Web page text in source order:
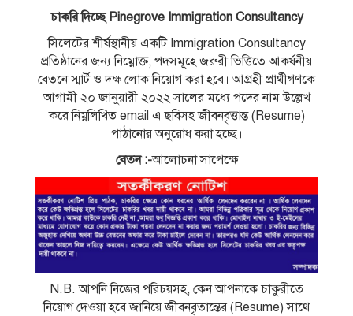
চাকরি দিচ্ছে Pinegrove Immigration Consultancy
সিলেটের শীর্ষস্থানীয় একটি Immigration Consultancy
প্রতিষ্ঠানের জন্য নিম্নোক্ত, পদসমূহে জরুরী ভিত্তিতে আকর্ষনীয়
বেতনে স্মার্ট ও দক্ষ লােক নিয়ােগ করা হবে। আগ্রহী প্রার্থীগণকে
আগামী ২০ জানুয়ারী ২০২২ সালের মধ্যে পদের নাম উল্লেখ
করে নিম্নলিখিত email এ ছবিসহ জীবনবৃত্তান্ত (Resume)
পাঠানাের অনুরােধ করা হচ্ছে।
বেতন :-আলােচনা সাপেক্ষে
N.B. আপনি নিজের পরিচয়সহ, কেন আপনাকে চাকুরীতে
নিয়ােগ দেওয়া হবে জানিয়ে জীবনবৃতান্তের (Resume) সাথে